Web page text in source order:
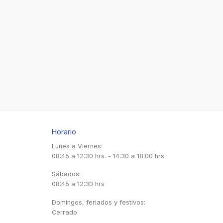
Horario
Lunes a Viernes:
08:45 a 12:30 hrs. - 14:30 a 18:00 hrs.
Sábados:
08:45 a 12:30 hrs
Domingos, feriados y festivos:
Cerrado